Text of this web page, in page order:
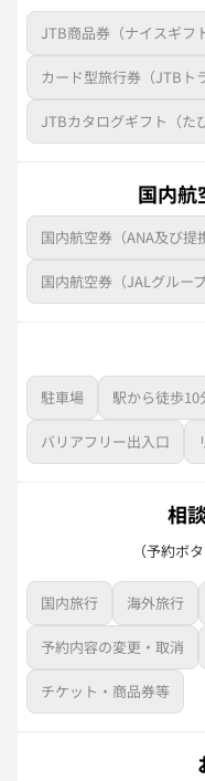
JTB商品券（ナイスギフト
カード型旅行券（JTBト
JTBカタログギフト（た
国内航
国内航空券（ANA及び提
国内航空券（JALグループ
駐車場 駅から徒歩10
バリアフリー出入口
相
（予約ボ
国内旅行 海外旅行
予約内容の変更・取消
チケット・商品券等